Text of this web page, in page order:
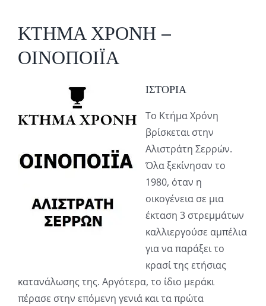
ΚΤΗΜΑ ΧΡΟΝΗ –
ΟΙΝΟΠΟΙΪΑ
ΙΣΤΟΡΙΑ
Το Κτήμα Χρόνη
βρίσκεται στην
Αλιστράτη Σερρών.
Όλα ξεκίνησαν το
1980, όταν η
οικογένεια σε μια
έκταση 3 στρεμμάτων
καλλιεργούσε αμπέλια
για να παράξει το
κρασί της ετήσιας
κατανάλωσης της. Αργότερα, το ίδιο μεράκι
πέρασε στην επόμενη γενιά και τα πρώτα